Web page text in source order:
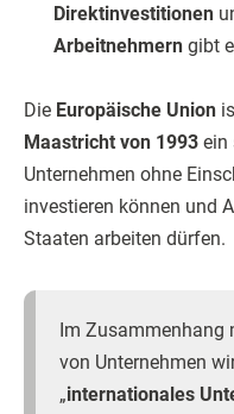
Direktinvestitionen
Arbeitnehmern gibt
Die Europäische Union
Maastricht von 1993 ein
Unternehmen ohne
investieren können und
Staaten arbeiten dürfen.
Im
von Unternehmen
„internationales